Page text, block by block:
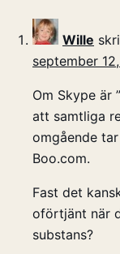
Wille
september
Om Skype är
att samtliga
omgående
Boo.com.
Fast det
oförtjänt när
substans?